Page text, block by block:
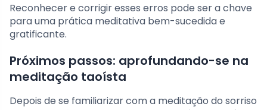
Reconhecer e corrigir esses erros pode ser a chave
para uma prática meditativa bem-sucedida e
gratificante.
Próximos passos: aprofundando-se na
meditação taoísta
Depois de se familiarizar com a meditação do sorriso